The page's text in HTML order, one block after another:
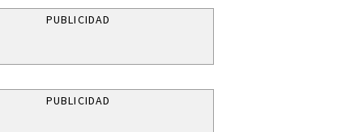
PUBLICIDAD
PUBLICIDAD